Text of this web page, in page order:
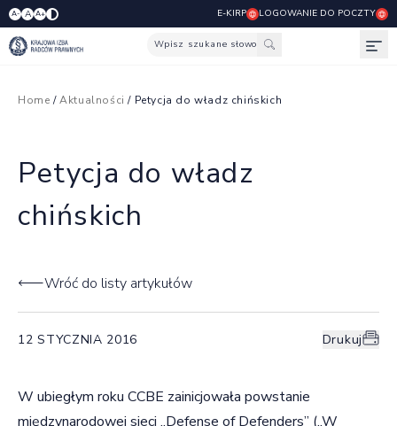
A- A A+ E-KIRP LOGOWANIE DO POCZTY
Wpisz szukane słowo
Home /Aktualności / Petycja do władz chińskich
Petycja do władz
chińskich
Wróć do listy artykułów
12 STYCZNIA 2016 Drukuj
W ubiegłym roku CCBE zainicjowała powstanie
międzynarodowej sieci „Defense of Defenders” („W